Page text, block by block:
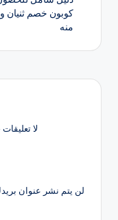
المقالات
كوبون خصم ثنيان
منه
لا
لن يتم نشر عنوان